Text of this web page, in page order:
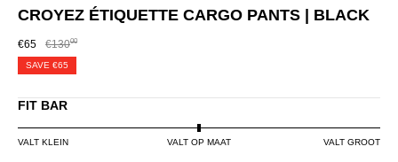
CROYEZ ÉTIQUETTE CARGO PANTS | BLACK
€65 €13000
SAVE €65
FIT BAR
VALT KLEIN VALT OP MAAT VALT GROOT